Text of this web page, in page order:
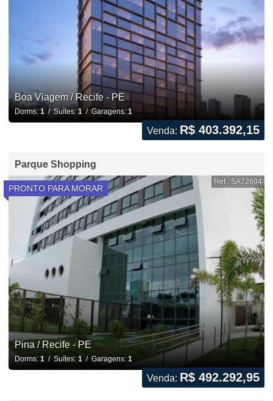
Boa Viagem / Recife - PE
Dorms: 1 / Suítes: 1/ Garagens: 1
Venda: R$ 403.392,15
Parque Shopping
PRONTO PARA MORAR
Ref.: SA72604
Pina / Recife - PE
Dorms: 1/ Suítes: 1/ Garagens: 1
Venda: R$ 492.292,95